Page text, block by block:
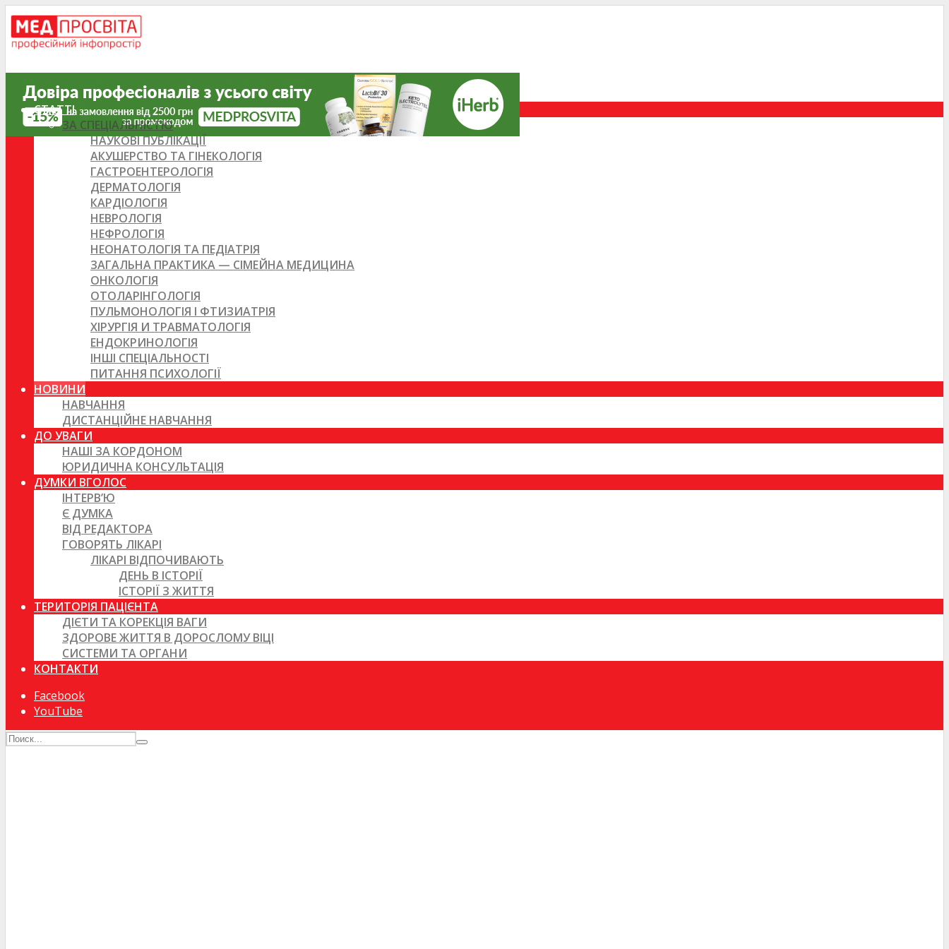
СТАТТІ
ЗА СПЕЦІАЛЬНІСТЮ
НАУКОВІ ПУБЛІКАЦІЇ
АКУШЕРСТВО ТА ГІНЕКОЛОГІЯ
ГАСТРОЕНТЕРОЛОГІЯ
ДЕРМАТОЛОГІЯ
КАРДІОЛОГІЯ
НЕВРОЛОГІЯ
НЕФРОЛОГІЯ
НЕОНАТОЛОГІЯ ТА ПЕДІАТРІЯ
ЗАГАЛЬНА ПРАКТИКА — СІМЕЙНА МЕДИЦИНА
ОНКОЛОГІЯ
ОТОЛАРІНГОЛОГІЯ
ПУЛЬМОНОЛОГІЯ І ФТИЗИАТРІЯ
ХІРУРГІЯ И ТРАВМАТОЛОГІЯ
ЕНДОКРИНОЛОГІЯ
ІНШІ СПЕЦІАЛЬНОСТІ
ПИТАННЯ ПСИХОЛОГІЇ
НОВИНИ
НАВЧАННЯ
ДИСТАНЦІЙНЕ НАВЧАННЯ
ДО УВАГИ
НАШІ ЗА КОРДОНОМ
ЮРИДИЧНА КОНСУЛЬТАЦІЯ
ДУМКИ ВГОЛОС
ІНТЕРВ’Ю
Є ДУМКА
ВІД РЕДАКТОРА
ГОВОРЯТЬ ЛІКАРІ
ЛІКАРІ ВІДПОЧИВАЮТЬ
ДЕНЬ В ІСТОРІЇ
ІСТОРІЇ З ЖИТТЯ
ТЕРИТОРІЯ ПАЦІЄНТА
ДІЄТИ ТА КОРЕКЦІЯ ВАГИ
ЗДОРОВЕ ЖИТТЯ В ДОРОСЛОМУ ВІЦІ
СИСТЕМИ ТА ОРГАНИ
КОНТАКТИ
Facebook
YouTube